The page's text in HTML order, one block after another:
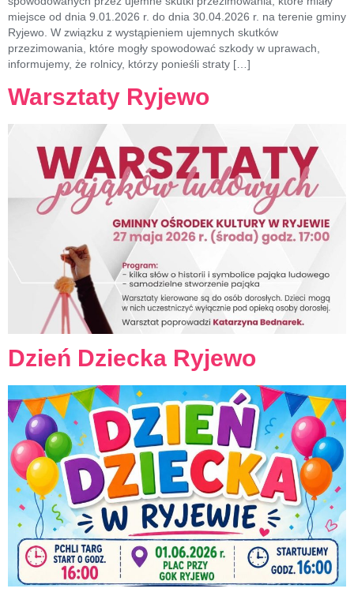
miejsce od dnia 9.01.2026 r. do dnia 30.04.2026 r. na terenie gminy
Ryjewo. W związku z wystąpieniem ujemnych skutków
przezimowania, które mogły spowodować szkody w uprawach,
informujemy, że rolnicy, którzy ponieśli straty […]
Warsztaty Ryjewo
Dzień Dziecka Ryjewo